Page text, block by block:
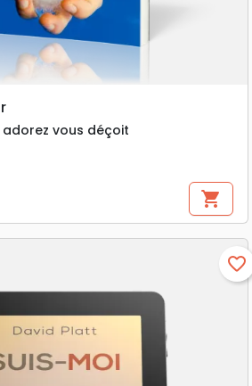
vous déçoit
shopping_cart
favorite_border